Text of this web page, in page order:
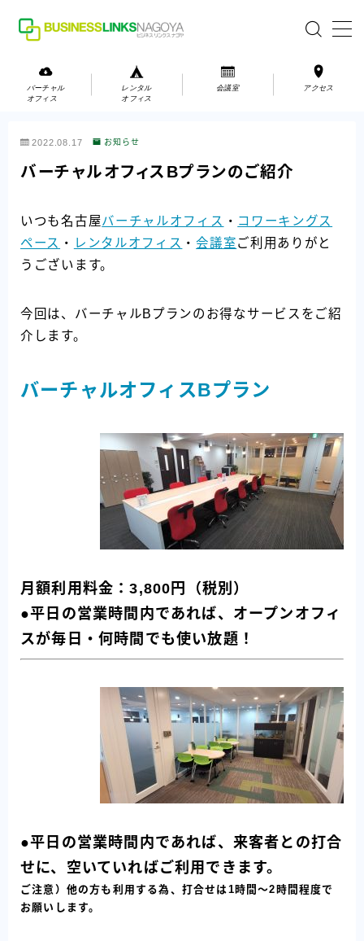
お問い合わせ
ご利用の流れ
アクセス
バーチャル
オフィス
レンタル
オフィス
会議室 アクセス
2022.08.17 お知らせ
バーチャルオフィスBプランのご紹介
いつも名古屋バーチャルオフィス ・ コワーキングス
ペース ・ レンタルオフィス ・会議室ご利用ありがと
うございます。
今回は、バーチャルBプランのお得なサービスをご紹
介します。
バーチャルオフィスBプラン
月額利用料金：3,800円（税別）
●平日の営業時間内であれば、オープンオフィ
スが毎日・何時間でも使い放題！
●平日の営業時間内であれば、来客者との打合
せに、空いていればご利用できます。
ご注意）他の方も利用する為、打合せは1時間～2時間程度で
お願いします。